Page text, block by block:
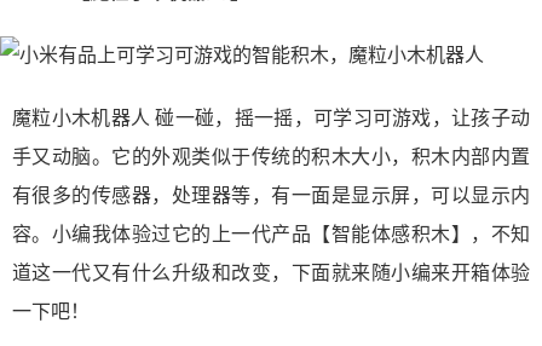
魔粒小木机器人 碰一碰，摇一摇，可学习可游戏，让孩子动
手又动脑。它的外观类似于传统的积木大小，积木内部内置
有很多的传感器，处理器等，有一面是显示屏，可以显示内
容。小编我体验过它的上一代产品【智能体感积木】，不知
道这一代又有什么升级和改变，下面就来随小编来开箱体验
一下吧！